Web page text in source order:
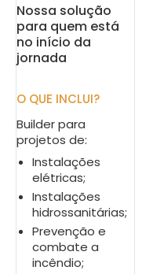
Nossa solução
para quem está
no início da
jornada
O QUE INCLUI?
Builder para
projetos de:
Instalações
elétricas;
Instalações
hidrossanitárias;
Prevenção e
combate a
incêndio;